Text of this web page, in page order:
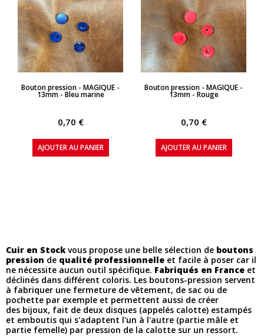
APERÇU RAPIDE
Bouton pression - MAGIQUE -
13mm - Bleu marine
0,70 €
AJOUTER AU PANIER
APERÇU RAPIDE
Bouton pression - MAGIQUE -
13mm - Rouge
0,70 €
AJOUTER AU PANIER
Cuir en Stock vous propose une belle sélection de boutons
pression de qualité professionnelle et facile à poser car il
ne nécessite aucun outil spécifique. Fabriqués en France et
déclinés dans différent coloris. Les boutons-pression servent
à fabriquer une fermeture de vêtement, de sac ou de
pochette par exemple et permettent aussi de créer
des bijoux, fait de deux disques (appelés calotte) estampés
et emboutis qui s'adaptent l'un à l'autre (partie mâle et
partie femelle) par pression de la calotte sur un ressort.